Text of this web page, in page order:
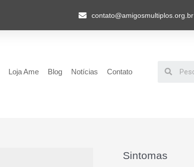
contato@amigosmultiplos.org.br
Loja Ame Blog Notícias Contato
Sintomas